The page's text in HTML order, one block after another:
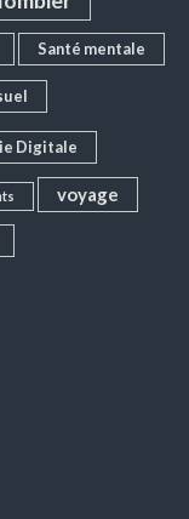
Santé mentale
Digitale
voyage